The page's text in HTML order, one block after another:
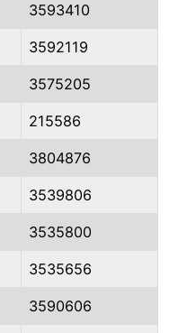
3593410
3592119
3575205
215586
3804876
3539806
3535800
3535656
3590606